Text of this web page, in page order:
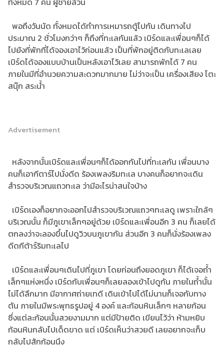
พอถึงวันนัด ทั้งหมดได้ทำการเหมารถตู้ไปกัน เดินทางไป
ประมาณ 2 ชั่วโมงกว่าๆ ก็ถึงที่ทะเลกันแล้ว เบิร์ดและเพื่อนๆก็ได้
ไปยังที่พักที่ได้จองเอาไว้ก่อนแล้ว เป็นที่พักอยู่ติดกับทะเลเลย
เบิร์ดได้จองแบบบ้านเป็นหลังเอาไว้เลย สามารถพักได้ 7 คน
ภายในมีที่อำนวยความสะดวกมากมาย ไม่ว่าจะเป็น เครื่องเสียง โตะ
สนุ๊ก สระน้ำ
Advertisement
หลังจากนั้นเบิร์ดและเพื่อนๆก็ได้ออกกันไปที่ทะเลกัน เพื่อนบาง
คนก็เอากีตาร์ไปนั่งดีด ร้องเพลงริมทะเล บางคนก็อยากจะเดิน
สำรวจบริเวณแถวทะเล ว่ามีอะไรน่าสนใจบ้าง
เบิร์ดเองก็อยากจะออกไปสำรวจบริเวณแถวๆทะเลดู เพราะใกล้ๆ
บริเวณนั้น ก็มีภูเขาเล็กๆอยู่ด้วย เบิร์ดและเพื่อนอีก 3 คน ก็เลยได้
ตกลงว่าจะลองขึ้นไปดูวิวบนภูเขากัน ส่วนอีก 3 คนก็นั่งร้องเพลง
ดีดกีต้าร์ริมทะเลไป
เบิร์ดและเพื่อนๆเดินไปที่ภูเขา โดยก่อนถึงยอดภูเขา ก็ได้เจอถ้ำ
เล็กๆแห่งหนึ่ง เบิร์ดกับเพื่อนๆก็เลยลองเข้าไปดูกัน ภายในถ้ำนั้น
ไม่ได้ลึกมาก มีอากาศถ่ายเทดี เดินเข้าไปได้ไม่นานก็เจอกับทาง
ตัน ภายในมีพระพุทธรูปอยู่ 4 องค์ และก้อนหินเล็กๆ หลายก้อน
ซึ่งแต่ละก้อนนั้นสวยงามมาก แต่มีป้ายติด เขียนไว้ว่า ห้ามหยิบ
ก้อนหินกลับไปเด็ดขาด แต่ เบิร์ดเห็นว่าสวยดี เลยอยากจะเก็บ
กลับไปสักก้อนนึง